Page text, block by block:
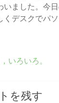
いました。今
くデスクでパ
いろいろ。
を残す